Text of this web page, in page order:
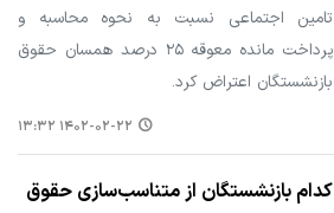
تامین اجتماعی نسبت به نحوه محاسبه و
پرداخت مانده معوقه ۲۵ درصد همسان حقوق
بازنشستگان اعتراض کرد.
۱۴۰۲-۰۲-۲۲ ۱۳:۳۲
کدام بازنشستگان از متناسب‌سازی حقوق